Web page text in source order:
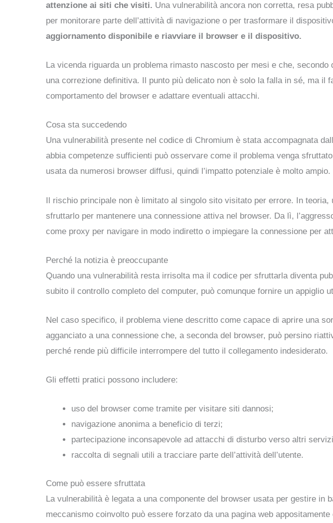
attenzione ai siti che visiti. Una vulnerabilità ancora non corretta, resa
per monitorare parte dell’attività di navigazione o per trasformare il
aggiornamento disponibile e riavviare il browser e il dispositivo.
La vicenda riguarda un problema rimasto nascosto per mesi e che,
una correzione definitiva. Il punto più delicato non è solo la falla in sé, ma
comportamento del browser e adattare eventuali attacchi.
Cosa sta succedendo
Una vulnerabilità presente nel codice di Chromium è stata accompagnata
abbia competenze sufficienti può osservare come il problema venga
usata da numerosi browser diffusi, quindi l’impatto potenziale è molto ampio.
Il rischio principale non è limitato al singolo sito visitato per errore. In
sfruttarlo per mantenere una connessione attiva nel browser. Da lì,
come proxy per navigare in modo indiretto o impiegare la connessione per
Perché la notizia è preoccupante
Quando una vulnerabilità resta irrisolta ma il codice per sfruttarla diventa
subito il controllo completo del computer, può comunque fornire un appiglio
Nel caso specifico, il problema viene descritto come capace di aprire una
agganciato a una connessione che, a seconda del browser, può persino
perché rende più difficile interrompere del tutto il collegamento indesiderato.
Gli effetti pratici possono includere:
uso del browser come tramite per visitare siti dannosi;
navigazione anonima a beneficio di terzi;
partecipazione inconsapevole ad attacchi di disturbo verso altri
raccolta di segnali utili a tracciare parte dell’attività dell’utente.
Come può essere sfruttata
La vulnerabilità è legata a una componente del browser usata per gestire
meccanismo coinvolto può essere forzato da una pagina web